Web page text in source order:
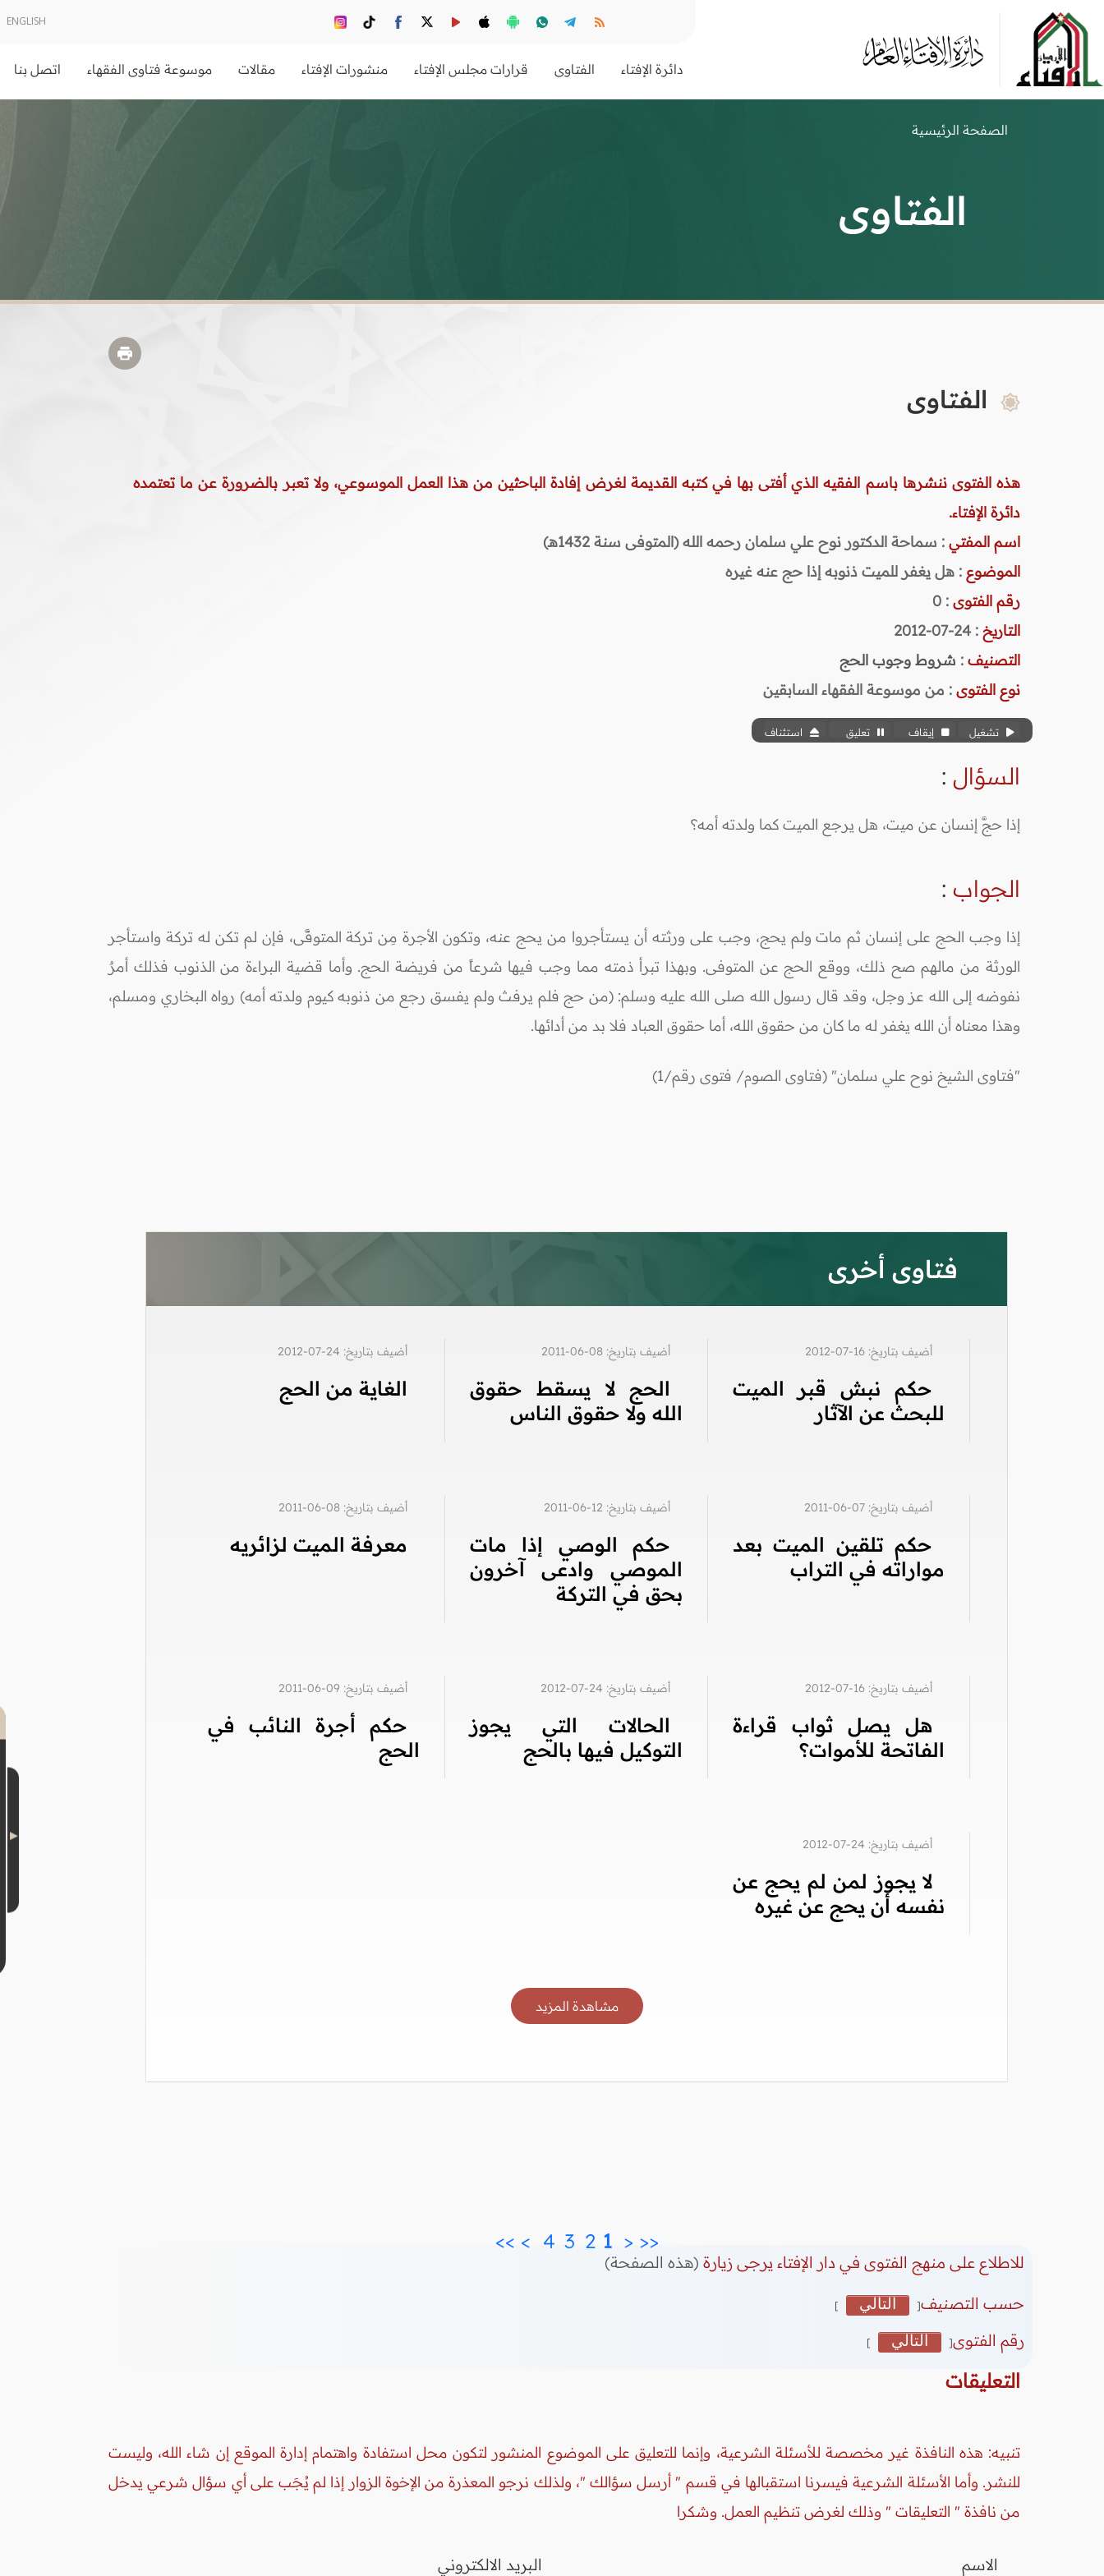
ENGLISH
دائرة الإفتاء الفتاوى قرارات مجلس الإفتاء منشورات الإفتاء مقالات موسوعة فتاوى الفقهاء اتصل بنا
الصفحة الرئيسية
الفتاوى
الفتاوى
هذه الفتوى ننشرها باسم الفقيه الذي أفتى بها في كتبه القديمة لغرض إفادة الباحثين من هذا العمل الموسوعي، ولا تعبر بالضرورة عن ما تعتمده
دائرة الإفتاء.
اسم المفتي : سماحة الدكتور نوح علي سلمان رحمه الله (المتوفى سنة 1432هـ)
الموضوع : هل يغفر للميت ذنوبه إذا حج عنه غيره
رقم الفتوى :
0
التاريخ : 24-07-2012
التصنيف : شروط وجوب الحج
نوع الفتوى : من موسوعة الفقهاء السابقين
تشغيل إيقاف تعليق استئناف
السؤال :
إذا حجَّ إنسان عن ميت، هل يرجع الميت كما ولدته أمه؟
الجواب :
إذا وجب الحج على إنسان ثم مات ولم يحج، وجب على ورثته أن يستأجروا من يحج عنه، وتكون الأجرة مِن تركة المتوفَّى، فإن لم تكن له تركة واستأجر
الورثة من مالهم صح ذلك، ووقع الحج عن المتوفى. وبهذا تبرأ ذمته مما وجب فيها شرعاً من فريضة الحج. وأما قضية البراءة من الذنوب فذلك أمرٌ
نفوضه إلى الله عز وجل، وقد قال رسول الله صلى الله عليه وسلم: (من حج فلم يرفث ولم يفسق رجع من ذنوبه كيوم ولدته أمه) رواه البخاري ومسلم،
وهذا معناه أن الله يغفر له ما كان من حقوق الله، أما حقوق العباد فلا بد من أدائها.
"فتاوى الشيخ نوح علي سلمان" (فتاوى الصوم/ فتوى رقم/1)
فتاوى أخرى
أضيف بتاريخ: 16-07-2012
حكم نبش قبر الميت
للبحث عن الآثار
أضيف بتاريخ: 08-06-2011
الحج لا يسقط حقوق
الله ولا حقوق الناس
أضيف بتاريخ: 24-07-2012
الغاية من الحج
أضيف بتاريخ: 07-06-2011
حكم تلقين الميت بعد
مواراته في التراب
أضيف بتاريخ: 12-06-2011
حكم الوصي إذا مات
الموصي وادعى آخرون
بحق في التركة
أضيف بتاريخ: 08-06-2011
معرفة الميت لزائريه
أضيف بتاريخ: 16-07-2012
هل يصل ثواب قراءة
الفاتحة للأموات؟
أضيف بتاريخ: 24-07-2012
الحالات التي يجوز
التوكيل فيها بالحج
أضيف بتاريخ: 09-06-2011
حكم أجرة النائب في
الحج
أضيف بتاريخ: 24-07-2012
لا يجوز لمن لم يحج عن
نفسه أن يحج عن غيره
مشاهدة المزيد
<<
<
2
3
4
>
>>
للاطلاع على منهج الفتوى في دار الإفتاء يرجى زيارة (هذه الصفحة)
حسب التصنيف[ التالي ]
رقم الفتوى[ التالي ]
التعليقات
تنبيه: هذه النافذة غير مخصصة للأسئلة الشرعية، وإنما للتعليق على الموضوع المنشور لتكون محل استفادة واهتمام إدارة الموقع إن شاء الله، وليست
للنشر. وأما الأسئلة الشرعية فيسرنا استقبالها في قسم " أرسل سؤالك "، ولذلك نرجو المعذرة من الإخوة الزوار إذا لم يُجَب على أي سؤال شرعي يدخل
من نافذة " التعليقات " وذلك لغرض تنظيم العمل. وشكرا
الاسم البريد الالكتروني